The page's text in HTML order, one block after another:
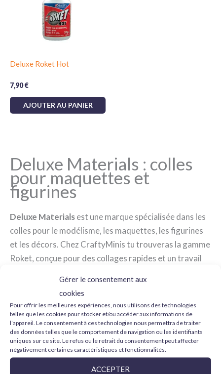
Gérer le consentement aux
cookies
Pour offrir les meilleures expériences, nous utilisons des technologies
telles que les cookies pour stocker et/ou accéder aux informations de
l’appareil. Le consentement à ces technologies nous permettra de traiter
des données telles que le comportement de navigation ou les identifiants
uniques sur ce site. Le refus ou le retrait du consentement peut affecter
négativement certaines caractéristiques et fonctionnalités.
ACCEPTER
Deluxe Roket Hot
7,90€
AJOUTER AU PANIER
Deluxe Materials : colles
pour maquettes et
figurines
Deluxe Materialsest une marque spécialisée dans les
colles pour le modélisme, les maquettes, les figurines
et les décors. Chez CraftyMinis tu trouveras la gamme
Roket, conçue pour des collages rapides et un travail
Quelle colle Deluxe
Materials choisir
Roket Hot :cyanoacrylate très fluide pour
joints fins, petites pièces et applications où une
pénétration rapide compte.